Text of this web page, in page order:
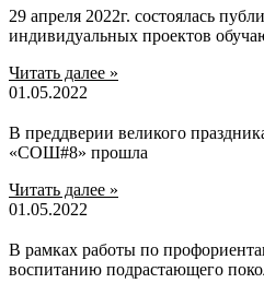
29 апреля 2022г. состоялась
индивидуальных проектов
Читать далее »
01.05.2022
В преддверии великого
«СОШ#8» прошла
Читать далее »
01.05.2022
В рамках работы по
воспитанию подрастающего